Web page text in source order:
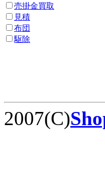
売掛金買取
見積
布団
駆除
2007(C)